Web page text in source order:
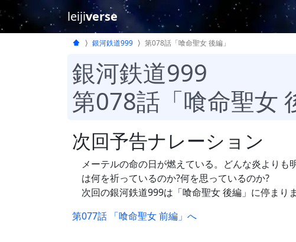
leijiverse
銀河鉄道999 第078話「喰命聖女 後編」
銀河鉄道999
第078話「喰命聖女
次回予告ナレーション
メーテルの命の日が燃えている。どんな炎より
は何を祈っているのか?何を思っているのか?
次回の銀河鉄道999は「喰命聖女 後編」に停まりま
第077話 「喰命聖女 前編」へ